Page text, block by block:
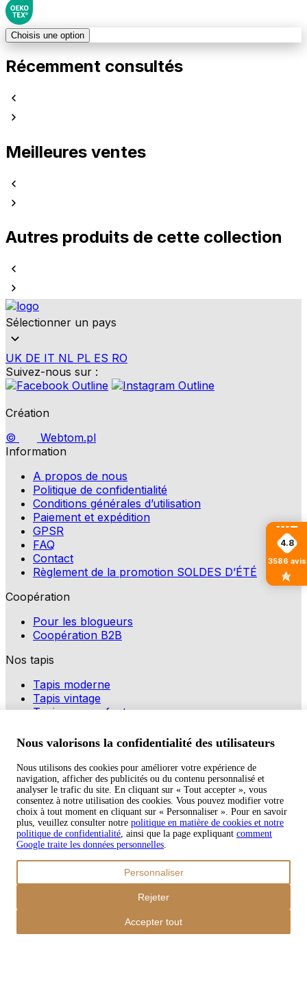
Choisis une option
Récemment consultés
Meilleures ventes
Autres produits de cette collection
Sélectionner un pays
UK DE IT NL PL ES RO
Suivez-nous sur :
Création
©
Webtom.pl
Information
A propos de nous
Politique de confidentialité
Conditions générales d’utilisation
Paiement et expédition
GPSR
FAQ
Contact
Règlement de la promotion SOLDES D’ÉTÉ
Coopération
Pour les blogueurs
Coopération B2B
Nos tapis
Tapis moderne
Tapis vintage
Tapis pour enfants
Modes de paiement
Copyright © 2026 TAPISO
4.8
3586 avis
Nous valorisons la confidentialité des utilisateurs
Nous utilisons des cookies pour améliorer votre expérience de
navigation, afficher des publicités ou du contenu personnalisé et
analyser le trafic du site. En cliquant sur « Tout accepter », vous
consentez à notre utilisation des cookies. Vous pouvez modifier votre
choix à tout moment en cliquant sur « Personnaliser ». Pour en savoir
plus, veuillez consulter notre politique en matière de cookies et notre
politique de confidentialité, ainsi que la page expliquant comment
Google traite les données personnelles.
Personnaliser
Rejeter
Accepter tout
Panier
0,00
0,00
Poursuivre les achats